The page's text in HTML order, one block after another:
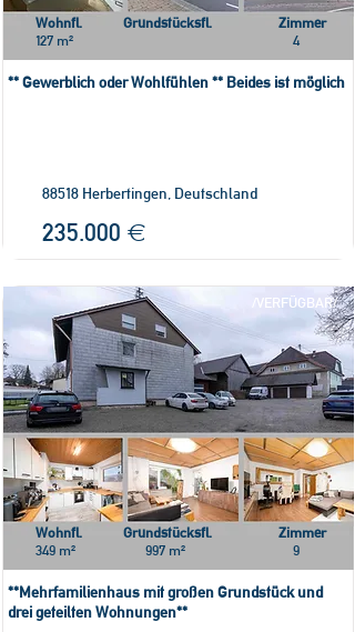
Wohnfl.
127 m²
Grundstücksfl.
Zimmer
4
** Gewerblich oder Wohlfühlen ** Beides ist möglich
88518 Herbertingen, Deutschland
235.000 €
/VERFÜGBAR/
Wohnfl.
349 m²
Grundstücksfl.
997 m²
Zimmer
9
**Mehrfamilienhaus mit großen Grundstück und
drei geteilten Wohnungen**